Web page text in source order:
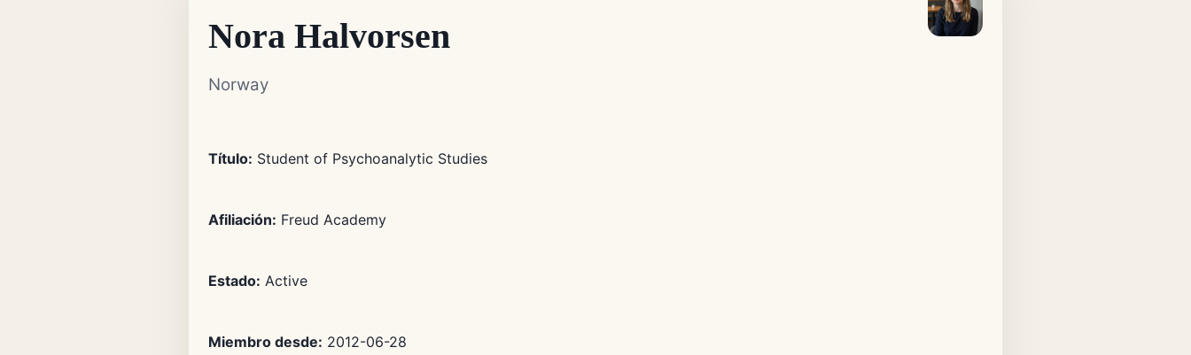
Nora Halvorsen
Norway
Título: Student of Psychoanalytic Studies
Afiliación: Freud Academy
Estado: Active
Miembro desde: 2012-06-28